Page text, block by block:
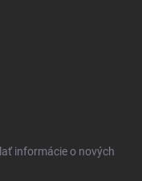
informácie o nových